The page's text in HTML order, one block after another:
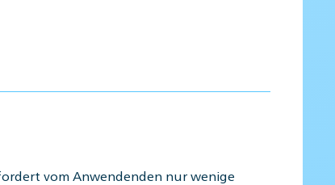
vom Anwendenden nur wenige